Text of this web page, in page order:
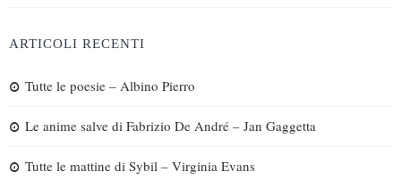
ARTICOLI RECENTI
Tutte le poesie – Albino Pierro
Le anime salve di Fabrizio De André – Jan Gaggetta
Tutte le mattine di Sybil – Virginia Evans